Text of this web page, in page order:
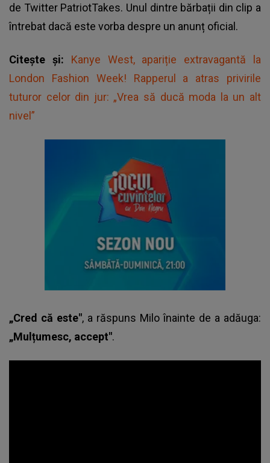
de Twitter PatriotTakes. Unul dintre bărbații din clip a
întrebat dacă este vorba despre un anunț oficial.
Citește și: Kanye West, apariție extravagantă la
London Fashion Week! Rapperul a atras privirile
tuturor celor din jur: „Vrea să ducă moda la un alt
nivel”
„Cred că este", a răspuns Milo înainte de a adăuga:
„Mulțumesc, accept".